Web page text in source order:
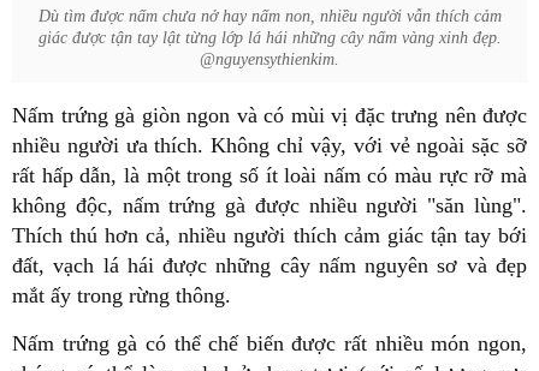
Dù tìm được nấm chưa nở hay nấm non, nhiều người vẫn thích cảm
giác được tận tay lật từng lớp lá hái những cây nấm vàng xinh đẹp.
@nguyensythienkim.
Nấm trứng gà giòn ngon và có mùi vị đặc trưng nên được
nhiều người ưa thích. Không chỉ vậy, với vẻ ngoài sặc sỡ
rất hấp dẫn, là một trong số ít loài nấm có màu rực rỡ mà
không độc, nấm trứng gà được nhiều người "săn lùng".
Thích thú hơn cả, nhiều người thích cảm giác tận tay bới
đất, vạch lá hái được những cây nấm nguyên sơ và đẹp
mắt ấy trong rừng thông.
Nấm trứng gà có thể chế biến được rất nhiều món ngon,